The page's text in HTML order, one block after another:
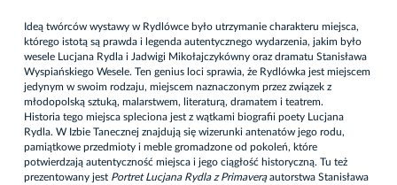
Ideą twórców wystawy w Rydlówce było utrzymanie charakteru miejsca,
którego istotą są prawda i legenda autentycznego wydarzenia, jakim było
wesele Lucjana Rydla i Jadwigi Mikołajczykówny oraz dramatu Stanisława
Wyspiańskiego Wesele. Ten genius loci sprawia, że Rydlówka jest miejscem
jedynym w swoim rodzaju, miejscem naznaczonym przez związek z
młodopolską sztuką, malarstwem, literaturą, dramatem i teatrem.
Historia tego miejsca spleciona jest z wątkami biografii poety Lucjana
Rydla. W Izbie Tanecznej znajdują się wizerunki antenatów jego rodu,
pamiątkowe przedmioty i meble gromadzone od pokoleń, które
potwierdzają autentyczność miejsca i jego ciągłość historyczną. Tu też
prezentowany jest Portret Lucjana Rydla z Primaverąautorstwa Stanisława